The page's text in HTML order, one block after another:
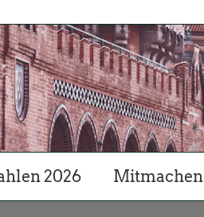
2026 Mitmachen